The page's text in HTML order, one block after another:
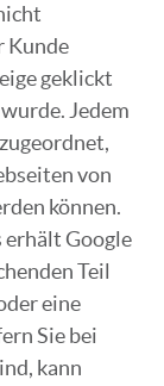
Kunde
geklickt
Jedem
von
können.
erhält Google
Teil
eine
Sie bei
kann